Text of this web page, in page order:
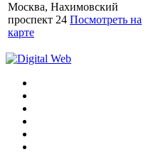
Москва, Нахимовский
проспект 24 Посмотреть на
карте